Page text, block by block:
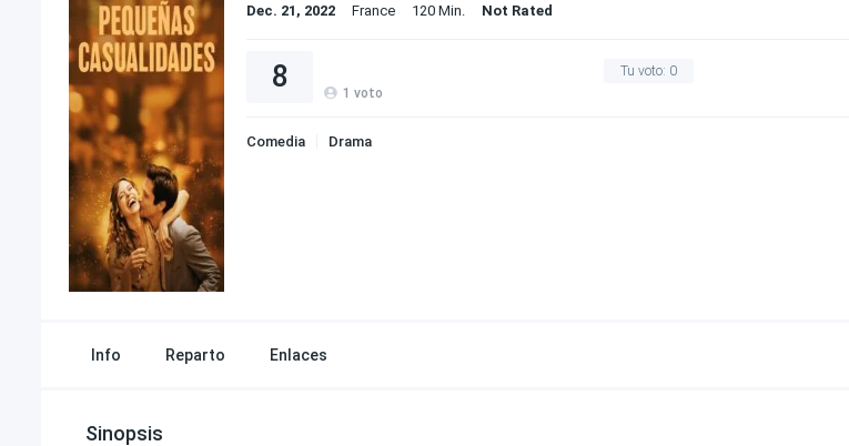
Dec. 21, 2022 France 120 Min. Not Rated
Tu voto: 0
8 1 voto
Comedia Drama
Info Reparto Enlaces
Sinopsis